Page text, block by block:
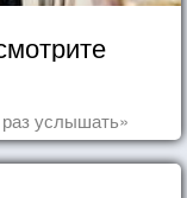
услышать»